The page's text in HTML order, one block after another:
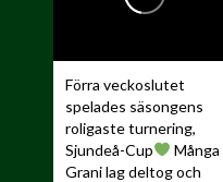
Förra veckoslutet
spelades säsongens
roligaste turnering,
Sjundeå-Cup
Många
Grani lag deltog och